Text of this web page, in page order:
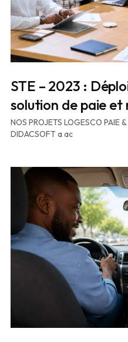
STE – 2023 :
solution de paie et
NOS PROJETS LOGESCO PAIE
DIDACSOFT a ac